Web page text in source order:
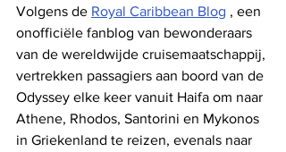
Volgens de Royal Caribbean Blog , een
onofficiële fanblog van bewonderaars
van de wereldwijde cruisemaatschappij,
vertrekken passagiers aan boord van de
Odyssey elke keer vanuit Haifa om naar
Athene, Rhodos, Santorini en Mykonos
in Griekenland te reizen, evenals naar